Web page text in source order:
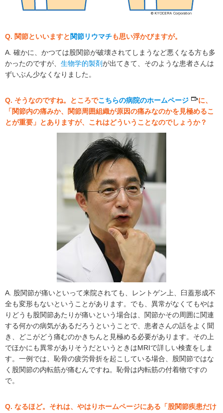
Q. 関節といいますと 関節リウマチも思い浮かびますが。
A. 確かに、かつては股関節が破壊されてしまうなど悪くなる方も多
かったのですが、 生物学的製剤が出てきて、そのような患者さんは
ずいぶん少なくなりました。
Q. そうなのですね。ところでこちらの病院のホームページ
に、
「関節内の痛みか、関節周囲組織が原因の痛みなのかを見極めるこ
とが重要」とありますが、これはどういうことなのでしょうか？
A. 股関節が痛いといって来院されても、レントゲン上、臼蓋形成不
全も変形もないということがあります。でも、異常がなくてもやは
りどうも股関節あたりが痛いという場合は、関節かその周囲に関連
する何かの病気があるだろうということで、患者さんの話をよく聞
き、どこがどう痛むのかきちんと見極める必要があります。その上
でほかにも異常がありそうだというときはMRIで詳しい検査をしま
す。一例では、恥骨の疲労骨折を起こしている場合、股関節ではな
く股関節の内転筋が痛むんですね。恥骨は内転筋の付着物ですの
で。
Q. なるほど。それは、やはりホームページにある「股関節疾患だけ